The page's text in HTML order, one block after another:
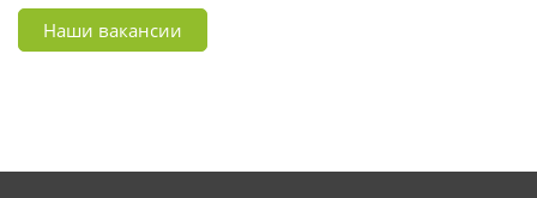
Наши вакансии